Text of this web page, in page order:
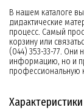
В нашем каталоге
дидактические
процесс. Самый
корзину или
(044) 353-33-77. Они
информацию, но и
профессиональную
Характеристики